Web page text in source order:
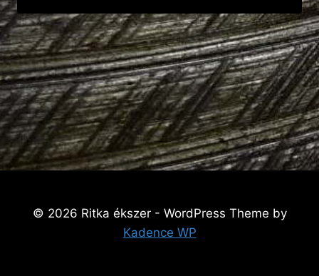
© 2026 Ritka ékszer - WordPress Theme by
Kadence WP